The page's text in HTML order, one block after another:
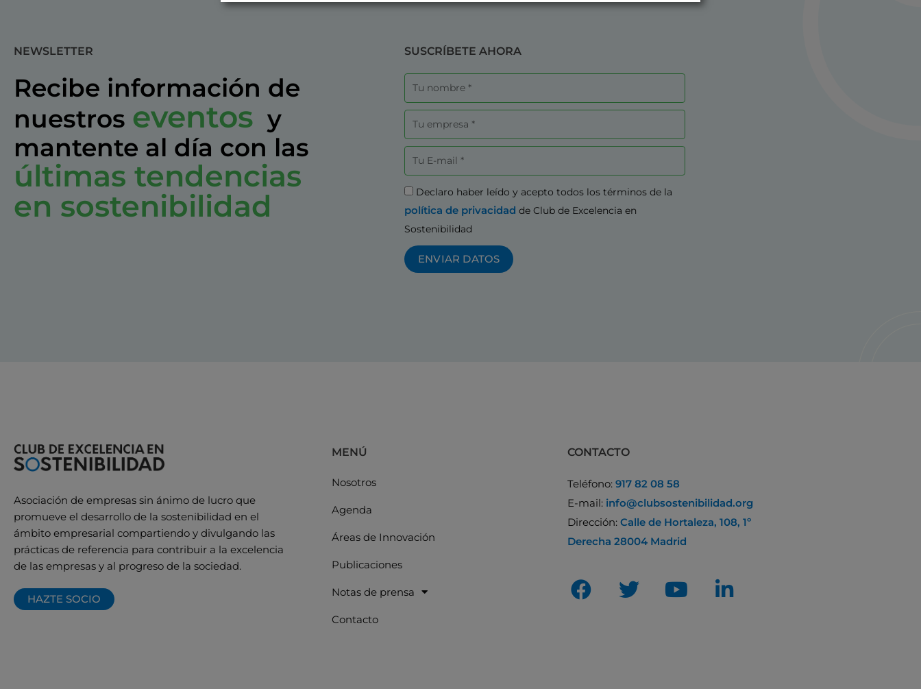
NEWSLETTER
Recibe información de
nuestros eventos y
mantente al día con las
últimas tendencias
en sostenibilidad
SUSCRÍBETE AHORA
Nombre
Empresa
Correo
electrónico
Aceptación
Declaro haber leído y acepto todos los términos de la
política de privacidad de Club de Excelencia en
Sostenibilidad
ENVIAR DATOS
Asociación de empresas sin ánimo de lucro que
promueve el desarrollo de la sostenibilidad en el
ámbito empresarial compartiendo y divulgando las
prácticas de referencia para contribuir a la excelencia
de las empresas y al progreso de la sociedad.
HAZTE SOCIO
MENÚ
Nosotros
Agenda
Áreas de Innovación
Publicaciones
Notas de prensa
Contacto
CONTACTO
Teléfono:917 82 08 58
E-mail: info@clubsostenibilidad.org
Dirección:Calle de Hortaleza, 108, 1º
Derecha 28004 Madrid